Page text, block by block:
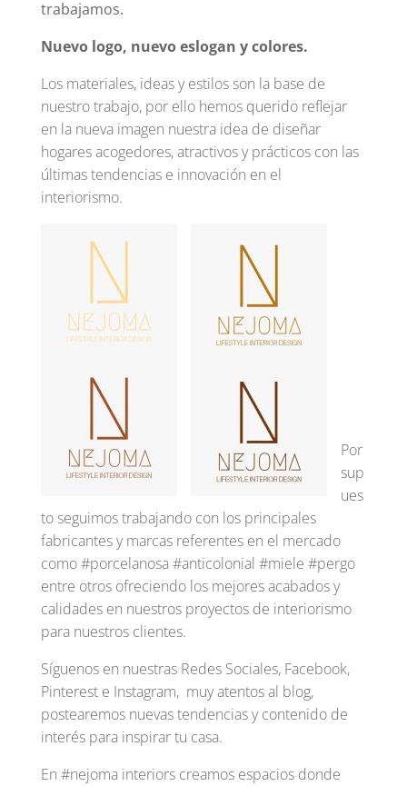
trabajamos.
Nuevo logo, nuevo eslogan y colores.
Los materiales, ideas y estilos son la base de
nuestro trabajo, por ello hemos querido reflejar
en la nueva imagen nuestra idea de diseñar
hogares acogedores, atractivos y prácticos con las
últimas tendencias e innovación en el
interiorismo.
Por
sup
ues
to seguimos trabajando con los principales
fabricantes y marcas referentes en el mercado
como #porcelanosa #anticolonial #miele #pergo
entre otros ofreciendo los mejores acabados y
calidades en nuestros proyectos de interiorismo
para nuestros clientes.
Síguenos en nuestras Redes Sociales, Facebook,
Pinterest e Instagram, muy atentos al blog,
postearemos nuevas tendencias y contenido de
interés para inspirar tu casa.
En #nejoma interiors creamos espacios donde